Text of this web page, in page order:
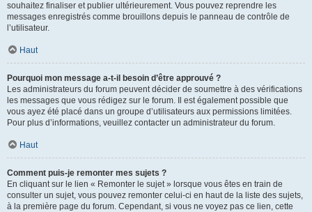
souhaitez finaliser et publier ultérieurement. Vous pouvez reprendre les
messages enregistrés comme brouillons depuis le panneau de contrôle de
l’utilisateur.
Haut
Pourquoi mon message a-t-il besoin d’être approuvé ?
Les administrateurs du forum peuvent décider de soumettre à des vérifications
les messages que vous rédigez sur le forum. Il est également possible que
vous ayez été placé dans un groupe d’utilisateurs aux permissions limitées.
Pour plus d’informations, veuillez contacter un administrateur du forum.
Haut
Comment puis-je remonter mes sujets ?
En cliquant sur le lien « Remonter le sujet » lorsque vous êtes en train de
consulter un sujet, vous pouvez remonter celui-ci en haut de la liste des sujets,
à la première page du forum. Cependant, si vous ne voyez pas ce lien, cette